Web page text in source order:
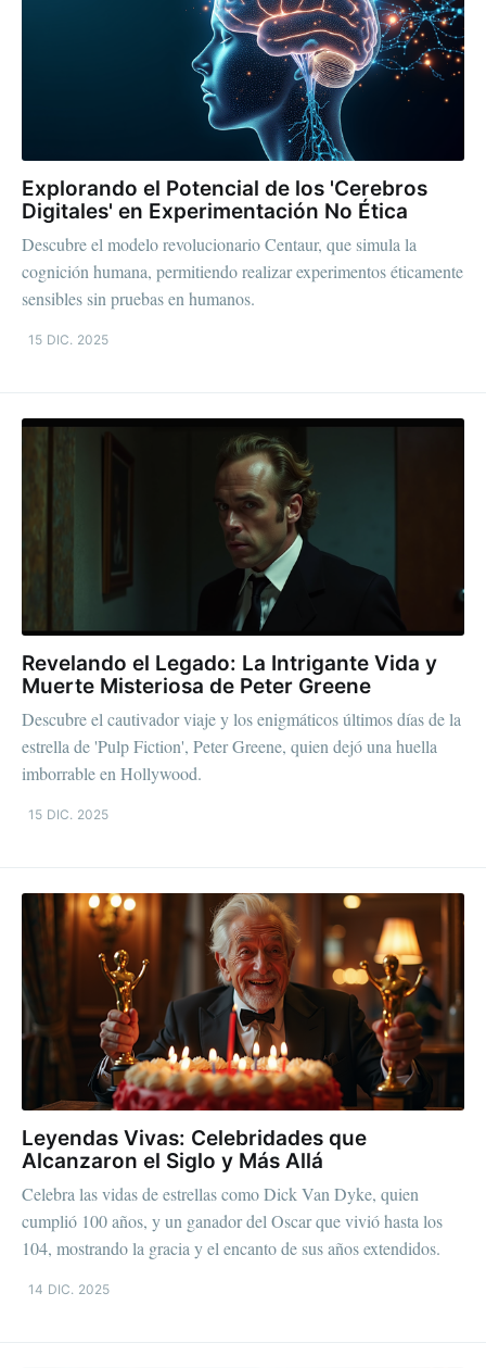
Explorando el Potencial de los 'Cerebros
Digitales' en Experimentación No Ética
Descubre el modelo revolucionario Centaur, que simula la
cognición humana, permitiendo realizar experimentos éticamente
sensibles sin pruebas en humanos.
15 DIC. 2025
Revelando el Legado: La Intrigante Vida y
Muerte Misteriosa de Peter Greene
Descubre el cautivador viaje y los enigmáticos últimos días de la
estrella de 'Pulp Fiction', Peter Greene, quien dejó una huella
imborrable en Hollywood.
15 DIC. 2025
Leyendas Vivas: Celebridades que
Alcanzaron el Siglo y Más Allá
Celebra las vidas de estrellas como Dick Van Dyke, quien
cumplió 100 años, y un ganador del Oscar que vivió hasta los
104, mostrando la gracia y el encanto de sus años extendidos.
14 DIC. 2025